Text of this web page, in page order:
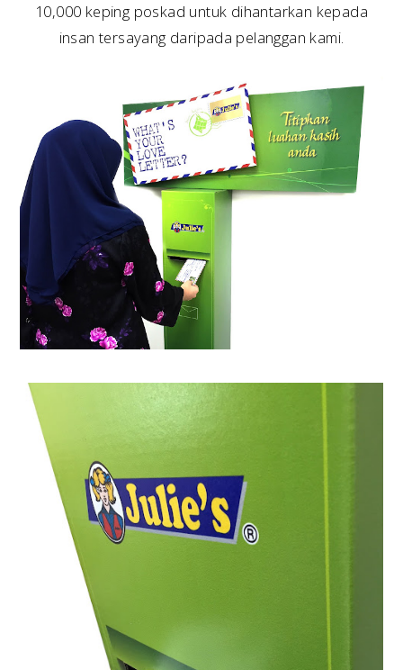
10,000 keping poskad untuk dihantarkan kepada
insan tersayang daripada pelanggan kami.